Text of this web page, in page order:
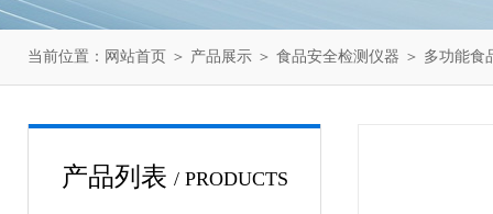
当前位置： 网站首页 ＞ 产品展示 ＞ 食品安全检测仪器 ＞ 多功能食
产品列表 / PRODUCTS